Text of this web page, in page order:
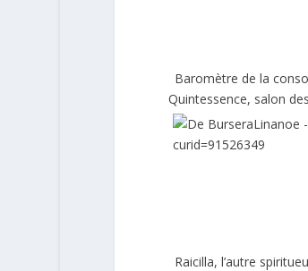
Baromètre de la
Quintessence, salon
Raicilla, l’autre